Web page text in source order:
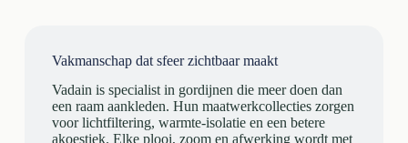
Vakmanschap dat sfeer zichtbaar maakt
Vadain is specialist in gordijnen die meer doen dan
een raam aankleden. Hun maatwerkcollecties zorgen
voor lichtfiltering, warmte-isolatie en een betere
akoestiek. Elke plooi, zoom en afwerking wordt met